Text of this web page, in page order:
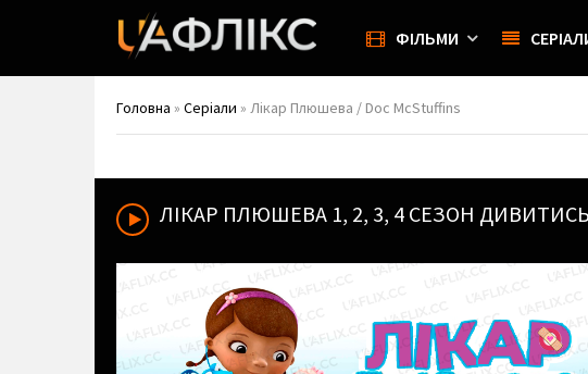
ФІЛЬМИ
Головна » Серіали » Лікар Плюшева / Doc McStuffins
ЛІКАР ПЛЮШЕВА 1, 2, 3, 4 СЕЗОН